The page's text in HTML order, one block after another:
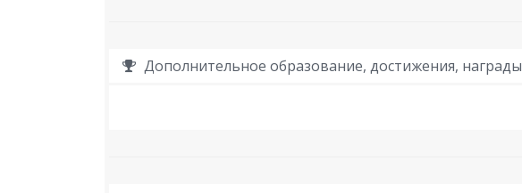
Дополнительное образование, достижения, награды